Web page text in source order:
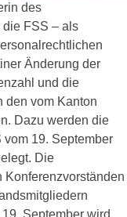
des
die FSS – als
Änderung der
und die
den vom Kanton
Dazu werden die
19. September
Die
Konferenzvorständen
September wird